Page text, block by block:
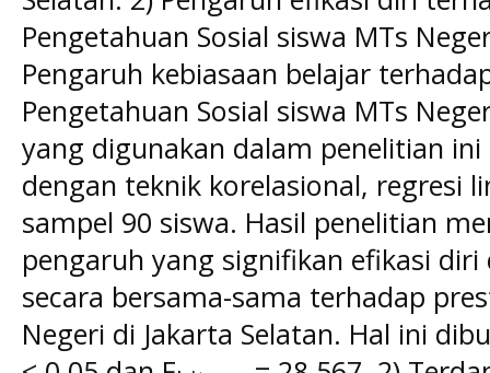
Pengetahuan Sosial siswa MTs
Pengaruh kebiasaan belajar
Pengetahuan Sosial siswa MTs
yang digunakan dalam penelitian
dengan teknik korelasional, regresi
sampel 90 siswa. Hasil penelitian
pengaruh yang signifikan efikasi
secara bersama-sama terhadap
Negeri di Jakarta Selatan. Hal ini